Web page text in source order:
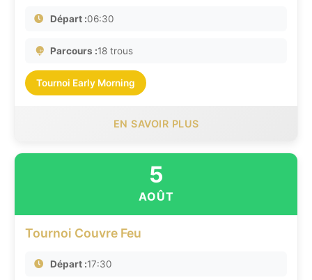
Départ :06:30
Parcours :18 trous
Tournoi Early Morning
EN SAVOIR PLUS
5
AOÛT
Tournoi Couvre Feu
Départ :17:30